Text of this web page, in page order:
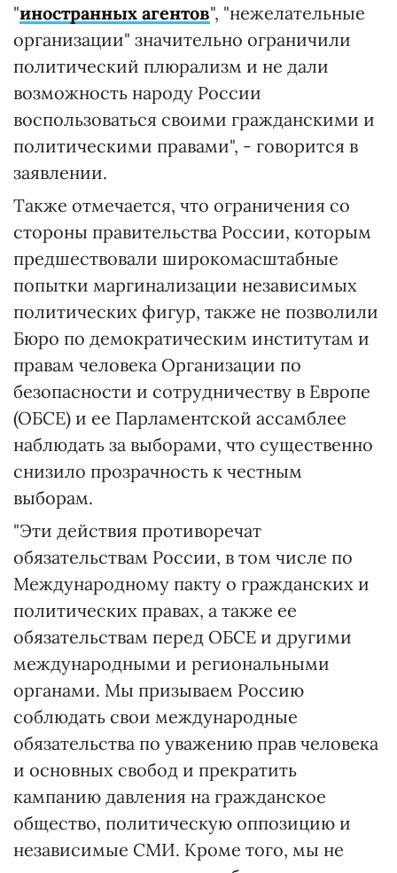
"иностранных агентов", "нежелательные
организации" значительно ограничили
политический плюрализм и не дали
возможность народу России
воспользоваться своими гражданскими и
политическими правами", - говорится в
заявлении.
Также отмечается, что ограничения со
стороны правительства России, которым
предшествовали широкомасштабные
попытки маргинализации независимых
политических фигур, также не позволили
Бюро по демократическим институтам и
правам человека Организации по
безопасности и сотрудничеству в Европе
(ОБСЕ) и ее Парламентской ассамблее
наблюдать за выборами, что существенно
снизило прозрачность к честным
выборам.
"Эти действия противоречат
обязательствам России, в том числе по
Международному пакту о гражданских и
политических правах, а также ее
обязательствам перед ОБСЕ и другими
международными и региональными
органами. Мы призываем Россию
соблюдать свои международные
обязательства по уважению прав человека
и основных свобод и прекратить
кампанию давления на гражданское
общество, политическую оппозицию и
независимые СМИ. Кроме того, мы не